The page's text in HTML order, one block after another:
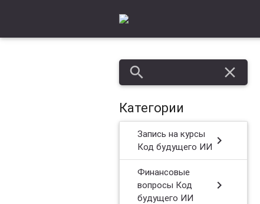
search close
Категории
Запись на курсы
Код будущего ИИ chevron_right
Финансовые
вопросы Код
будущего ИИ
chevron_right